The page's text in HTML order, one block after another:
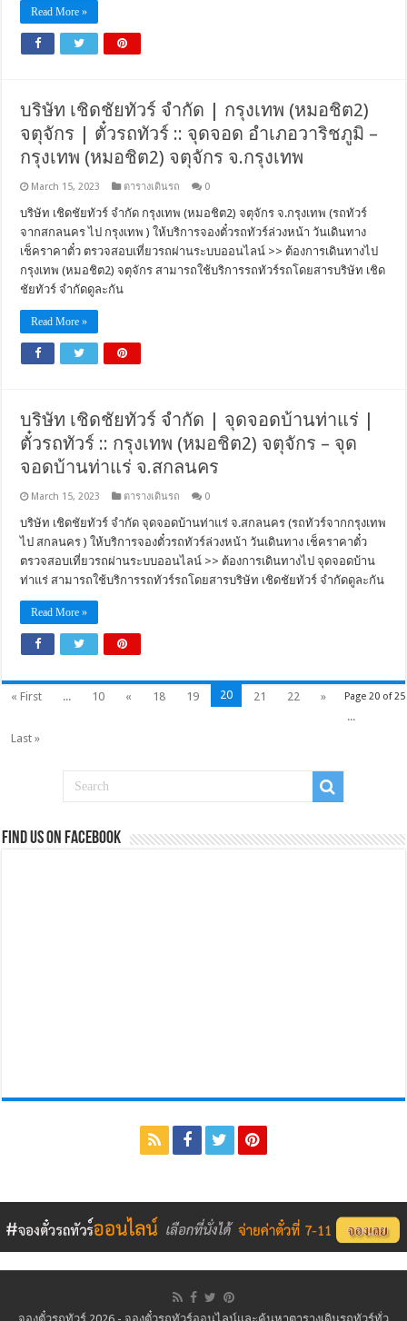
Read More »
บริษัท เชิดชัยทัวร์ จำกัด | กรุงเทพ (หมอชิต2)
จตุจักร | ตั๋วรถทัวร์ :: จุดจอด อำเภอวาริชภูมิ –
กรุงเทพ (หมอชิต2) จตุจักร จ.กรุงเทพ
March 15, 2023 ตารางเดินรถ 0
บริษัท เชิดชัยทัวร์ จำกัด กรุงเทพ (หมอชิต2) จตุจักร จ.กรุงเทพ (รถทัวร์
จากสกลนคร ไป กรุงเทพ ) ให้บริการจองตั๋วรถทัวร์ล่วงหน้า วันเดินทาง
เช็คราคาตั๋ว ตรวจสอบเที่ยวรถผ่านระบบออนไลน์ >> ต้องการเดินทางไป
กรุงเทพ (หมอชิต2) จตุจักร สามารถใช้บริการรถทัวร์รถโดยสารบริษัท เชิด
ชัยทัวร์ จำกัดดูละกัน
Read More »
บริษัท เชิดชัยทัวร์ จำกัด | จุดจอดบ้านท่าแร่ |
ตั๋วรถทัวร์ :: กรุงเทพ (หมอชิต2) จตุจักร – จุด
จอดบ้านท่าแร่ จ.สกลนคร
March 15, 2023 ตารางเดินรถ 0
บริษัท เชิดชัยทัวร์ จำกัด จุดจอดบ้านท่าแร่ จ.สกลนคร (รถทัวร์จากกรุงเทพ
ไป สกลนคร ) ให้บริการจองตั๋วรถทัวร์ล่วงหน้า วันเดินทาง เช็คราคาตั๋ว
ตรวจสอบเที่ยวรถผ่านระบบออนไลน์ >> ต้องการเดินทางไป จุดจอดบ้าน
ท่าแร่ สามารถใช้บริการรถทัวร์รถโดยสารบริษัท เชิดชัยทัวร์ จำกัดดูละกัน
Read More »
Page 20 of 25
« First ... 10 « 18 19 20 21 22
»
...
Last »
Find us on Facebook